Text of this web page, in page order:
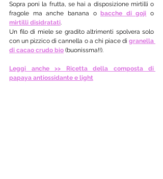
Sopra poni la frutta, se hai a disposizione mirtilli o
fragole ma anche banana o bacche di goji
mirtilli disidratati.
Un filo di miele se gradito altrimenti spolvera solo
con un pizzico di cannella o a chi piace di granella
di cacao crudo bio (buonissma!!).
Leggi anche >> Ricetta della composta di
papaya antiossidante e light